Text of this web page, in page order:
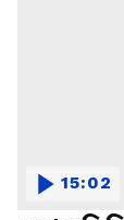
15:02